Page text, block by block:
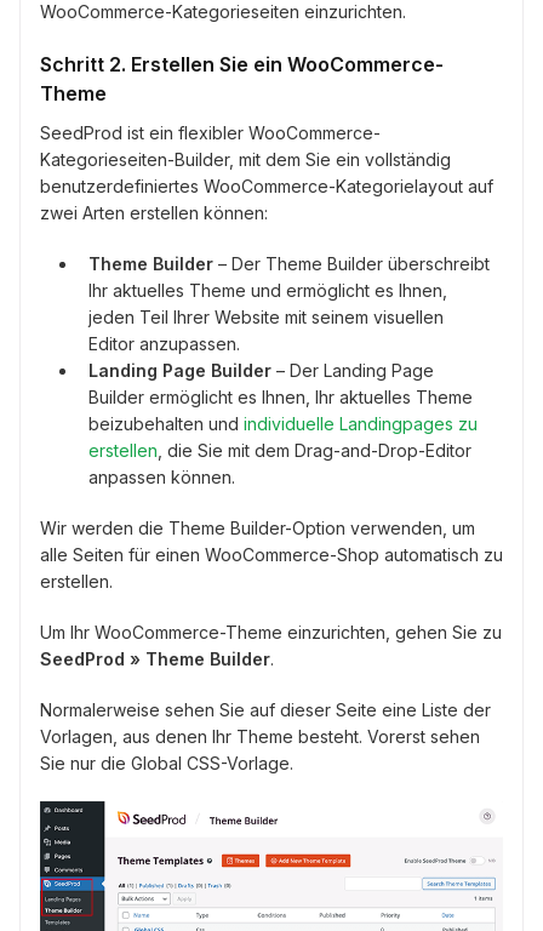
WooCommerce-Kategorieseiten einzurichten.
Schritt 2. Erstellen Sie ein WooCommerce-
Theme
SeedProd ist ein flexibler WooCommerce-
Kategorieseiten-Builder, mit dem Sie ein vollständig
benutzerdefiniertes WooCommerce-Kategorielayout auf
zwei Arten erstellen können:
Theme Builder – Der Theme Builder überschreibt
Ihr aktuelles Theme und ermöglicht es Ihnen,
jeden Teil Ihrer Website mit seinem visuellen
Editor anzupassen.
Landing Page Builder – Der Landing Page
Builder ermöglicht es Ihnen, Ihr aktuelles Theme
beizubehalten und individuelle Landingpages zu
erstellen , die Sie mit dem Drag-and-Drop-Editor
anpassen können.
Wir werden die Theme Builder-Option verwenden, um
alle Seiten für einen WooCommerce-Shop automatisch zu
erstellen.
Um Ihr WooCommerce-Theme einzurichten, gehen Sie zu
SeedProd » Theme Builder.
Normalerweise sehen Sie auf dieser Seite eine Liste der
Vorlagen, aus denen Ihr Theme besteht. Vorerst sehen
Sie nur die Global CSS-Vorlage.